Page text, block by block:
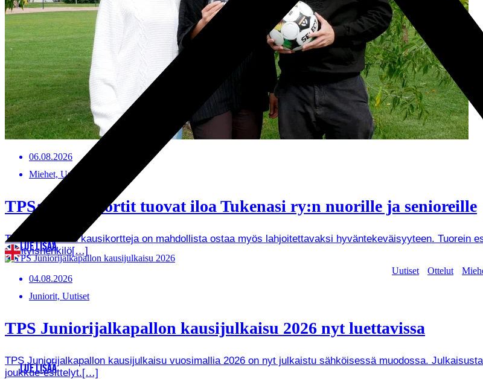
Uutiset Ottelut
06.08.2026
Miehet, Uutiset
TPS:n kausikortit tuovat iloa Tukenasi ry:n nuorille ja senioreille
TPS Jalkapallon kausikortteja on mahdollista ostaa myös lahjoitettavaksi hyväntekeväisyyteen. Tuorein
yksityishenkilö[…]
LUE LISÄÄ
04.08.2026
Juniorit, Uutiset
TPS Juniorijalkapallon kausijulkaisu 2026 nyt luettavissa
TPS Juniorijalkapallon kausijulkaisu vuosimallia 2026 on nyt julkaistu sähköisessä muodossa.
joukkue-esittelyt.[…]
LUE LISÄÄ